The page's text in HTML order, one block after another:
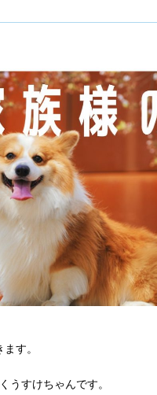
す。
うすけちゃんです。